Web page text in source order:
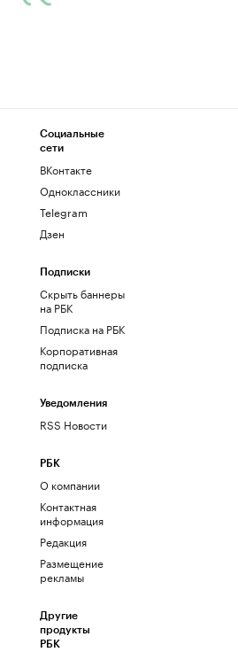
Социальные
сети
ВКонтакте
Одноклассники
Telegram
Дзен
Подписки
Скрыть баннеры
на РБК
Подписка на РБК
Корпоративная
подписка
Уведомления
RSS Новости
РБК
О компании
Контактная
информация
Редакция
Размещение
рекламы
Другие
продукты
РБК